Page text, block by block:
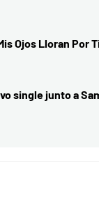
Ojos Lloran Por
single junto a